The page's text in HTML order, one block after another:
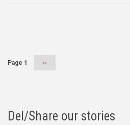
Page 1
Next
››
Del/Share our stories